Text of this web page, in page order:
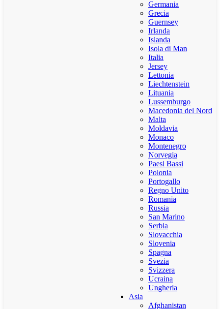
Germania
Grecia
Guernsey
Irlanda
Islanda
Isola di Man
Italia
Jersey
Lettonia
Liechtenstein
Lituania
Lussemburgo
Macedonia del Nord
Malta
Moldavia
Monaco
Montenegro
Norvegia
Paesi Bassi
Polonia
Portogallo
Regno Unito
Romania
Russia
San Marino
Serbia
Slovacchia
Slovenia
Spagna
Svezia
Svizzera
Ucraina
Ungheria
Asia
Afghanistan